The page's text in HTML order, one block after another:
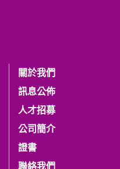
關於我們
訊息公佈
人才招募
公司簡介
證書
聯絡我們